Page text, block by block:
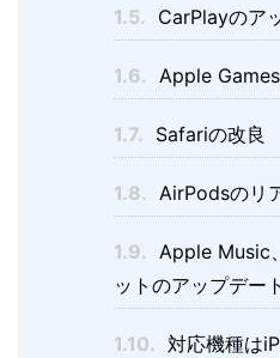
1.5. CarPlayのア
1.6. Apple
1.7. Safariの改良
1.8. AirPodsのリ
1.9. Apple Music
ットのアップデート
1.10. 対応機種は